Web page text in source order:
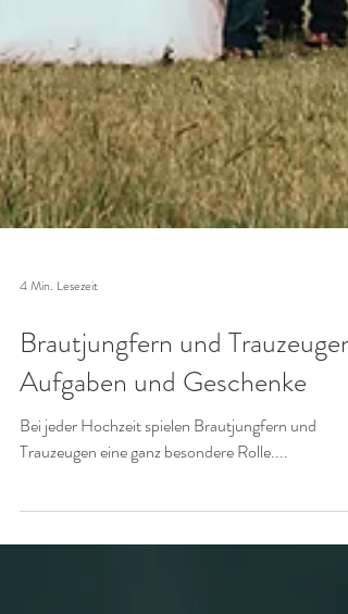
4 Min. Lesezeit
Brautjungfern und Trauzeugen:
Aufgaben und Geschenke
Trauzeugen eine ganz besondere Rolle....